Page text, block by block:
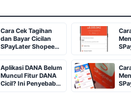
Cara Cek Tagihan
dan Bayar Cicilan
SPayLater Shopee
agar Bebas Denda
Aplikasi DANA Belum
Muncul Fitur DANA
Cicil? Ini Penyebab
dan Solusinya